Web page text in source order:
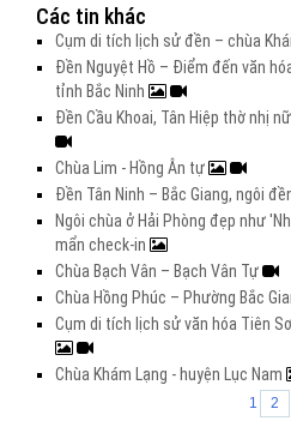
Các tin khác
Cụm di tích lịch sử đền – chùa
Đền Nguyệt Hồ – Điểm đến văn
tỉnh Bắc Ninh
Đền Cầu Khoai, Tân Hiệp thờ nhị
Chùa Lim - Hồng Ân tự
Đền Tân Ninh – Bắc Giang, ngôi
Ngôi chùa ở Hải Phòng đẹp như
mẩn check-in
Chùa Bạch Vân – Bạch Vân Tự
Chùa Hồng Phúc – Phường Bắc
Cụm di tích lịch sử văn hóa Tiên
Chùa Khám Lạng - huyện Lục Nam
1 2